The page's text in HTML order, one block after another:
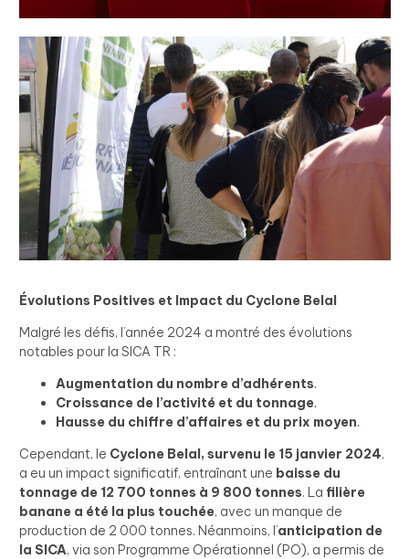
Évolutions Positives et Impact du Cyclone Belal
Malgré les défis, l’année 2024 a montré des évolutions
notables pour la SICA TR :
Augmentation du nombre d’adhérents.
Croissance de l’activité et du tonnage.
Hausse du chiffre d’affaires et du prix moyen.
Cependant, le Cyclone Belal, survenu le 15 janvier 2024,
a eu un impact significatif, entraînant une baisse du
tonnage de 12 700 tonnes à 9 800 tonnes. La filière
banane a été la plus touchée, avec un manque de
production de 2 000 tonnes. Néanmoins, l’anticipation de
la SICA, via son Programme Opérationnel (PO), a permis de